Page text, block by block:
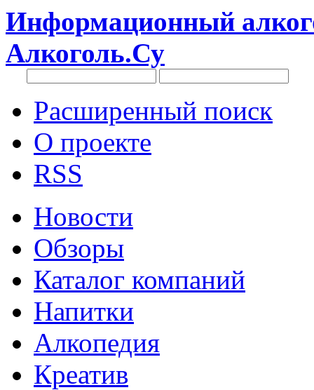
Информационный
Алкоголь.Су
Расширенный поиск
О проекте
RSS
Новости
Обзоры
Каталог компаний
Напитки
Алкопедия
Креатив